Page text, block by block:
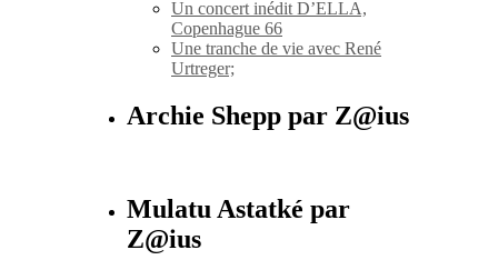
Un concert inédit D’ELLA,
Copenhague 66
Une tranche de vie avec René
Urtreger;
Archie Shepp par Z@ius
Mulatu Astatké par
Z@ius